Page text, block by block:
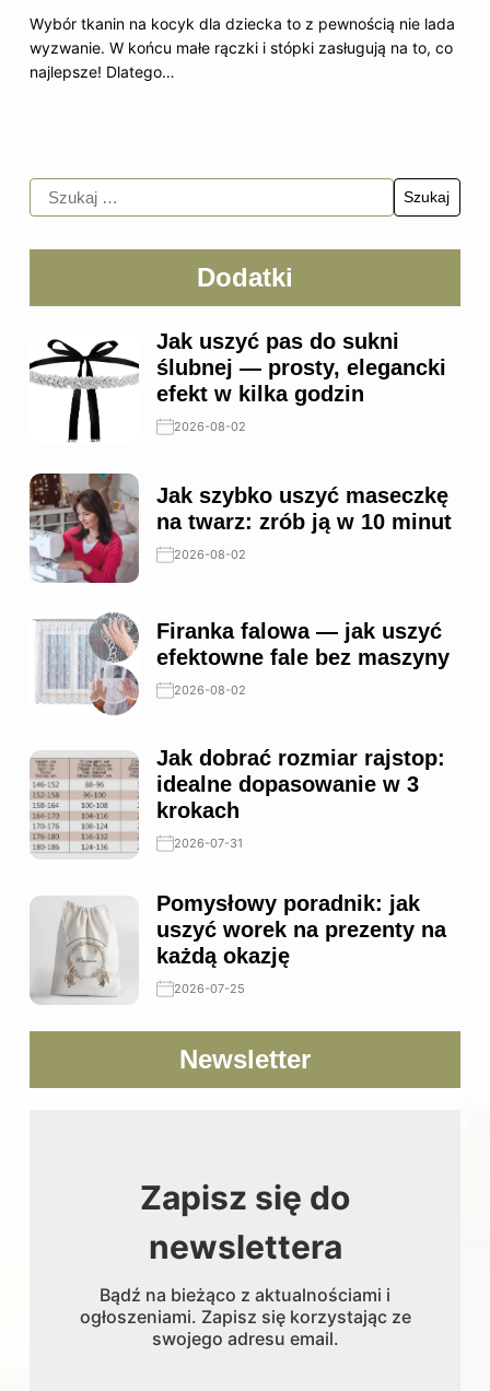
Wybór tkanin na kocyk dla dziecka to z pewnością nie lada
wyzwanie. W końcu małe rączki i stópki zasługują na to, co
najlepsze! Dlatego…
Dodatki
Jak uszyć pas do sukni
ślubnej — prosty, elegancki
efekt w kilka godzin
2026-08-02
Jak szybko uszyć maseczkę
na twarz: zrób ją w 10 minut
2026-08-02
Firanka falowa — jak uszyć
efektowne fale bez maszyny
2026-08-02
Jak dobrać rozmiar rajstop:
idealne dopasowanie w 3
krokach
2026-07-31
Pomysłowy poradnik: jak
uszyć worek na prezenty na
każdą okazję
2026-07-25
Newsletter
Zapisz się do
newslettera
Bądź na bieżąco z aktualnościami i
ogłoszeniami. Zapisz się korzystając ze
swojego adresu email.